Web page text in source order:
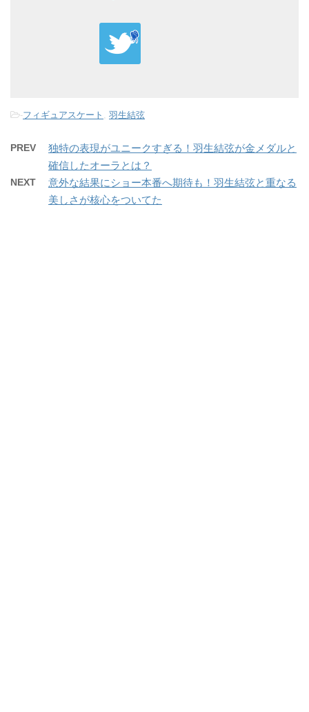
-フィギュアスケート 羽生結弦
PREV
独特の表現がユニークすぎる！羽生結弦が金メダルと
確信したオーラとは？
NEXT
意外な結果にショー本番へ期待も！羽生結弦と重なる
美しさが核心をついてた